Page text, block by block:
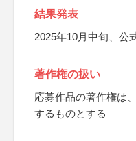
結果発表
2025年10月中旬、公
著作権の扱い
応募作品の著作権は
するものとする